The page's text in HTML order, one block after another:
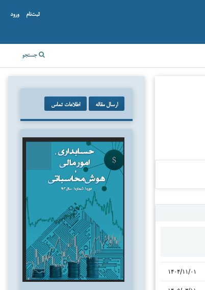
جستجو
ثبت‌نام ورود
۱۴۰۴/۱۱/۰۱
ارسال مقاله اطلاعات تماس